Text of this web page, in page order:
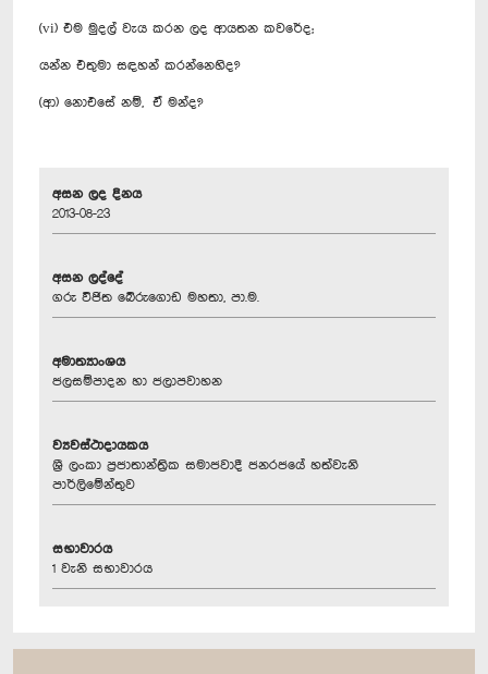
(vi) එම මුදල් වැය කරන ලද ආයතන කවරේද;
යන්න එතුමා සඳහන් කරන්නෙහිද?
(ආ) නොඑසේ නම්, ඒ මන්ද?
අසන ලද දිනය
2013-08-23
අසන ලද්දේ
ගරු විජිත බේරුගොඩ මහතා, පා.ම.
අමාත්‍යාංශය
ජලසම්පාදන හා ජලාපවාහන
ව්‍යවස්ථාදායකය
ශ්‍රී ලංකා ප්‍රජාතාන්ත්‍රික සමාජවාදී ජනරජයේ හත්වැනි
පාර්ලිමේන්තුව
සභාවාරය
1 වැනි සභාවාරය